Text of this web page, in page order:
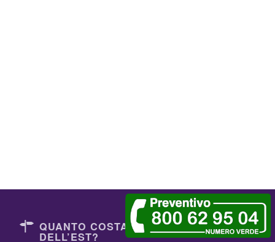
QUANTO COSTANO I DENTISTI
DELL’EST?